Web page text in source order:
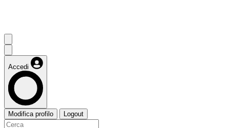
Accedi
Modifica profilo Logout